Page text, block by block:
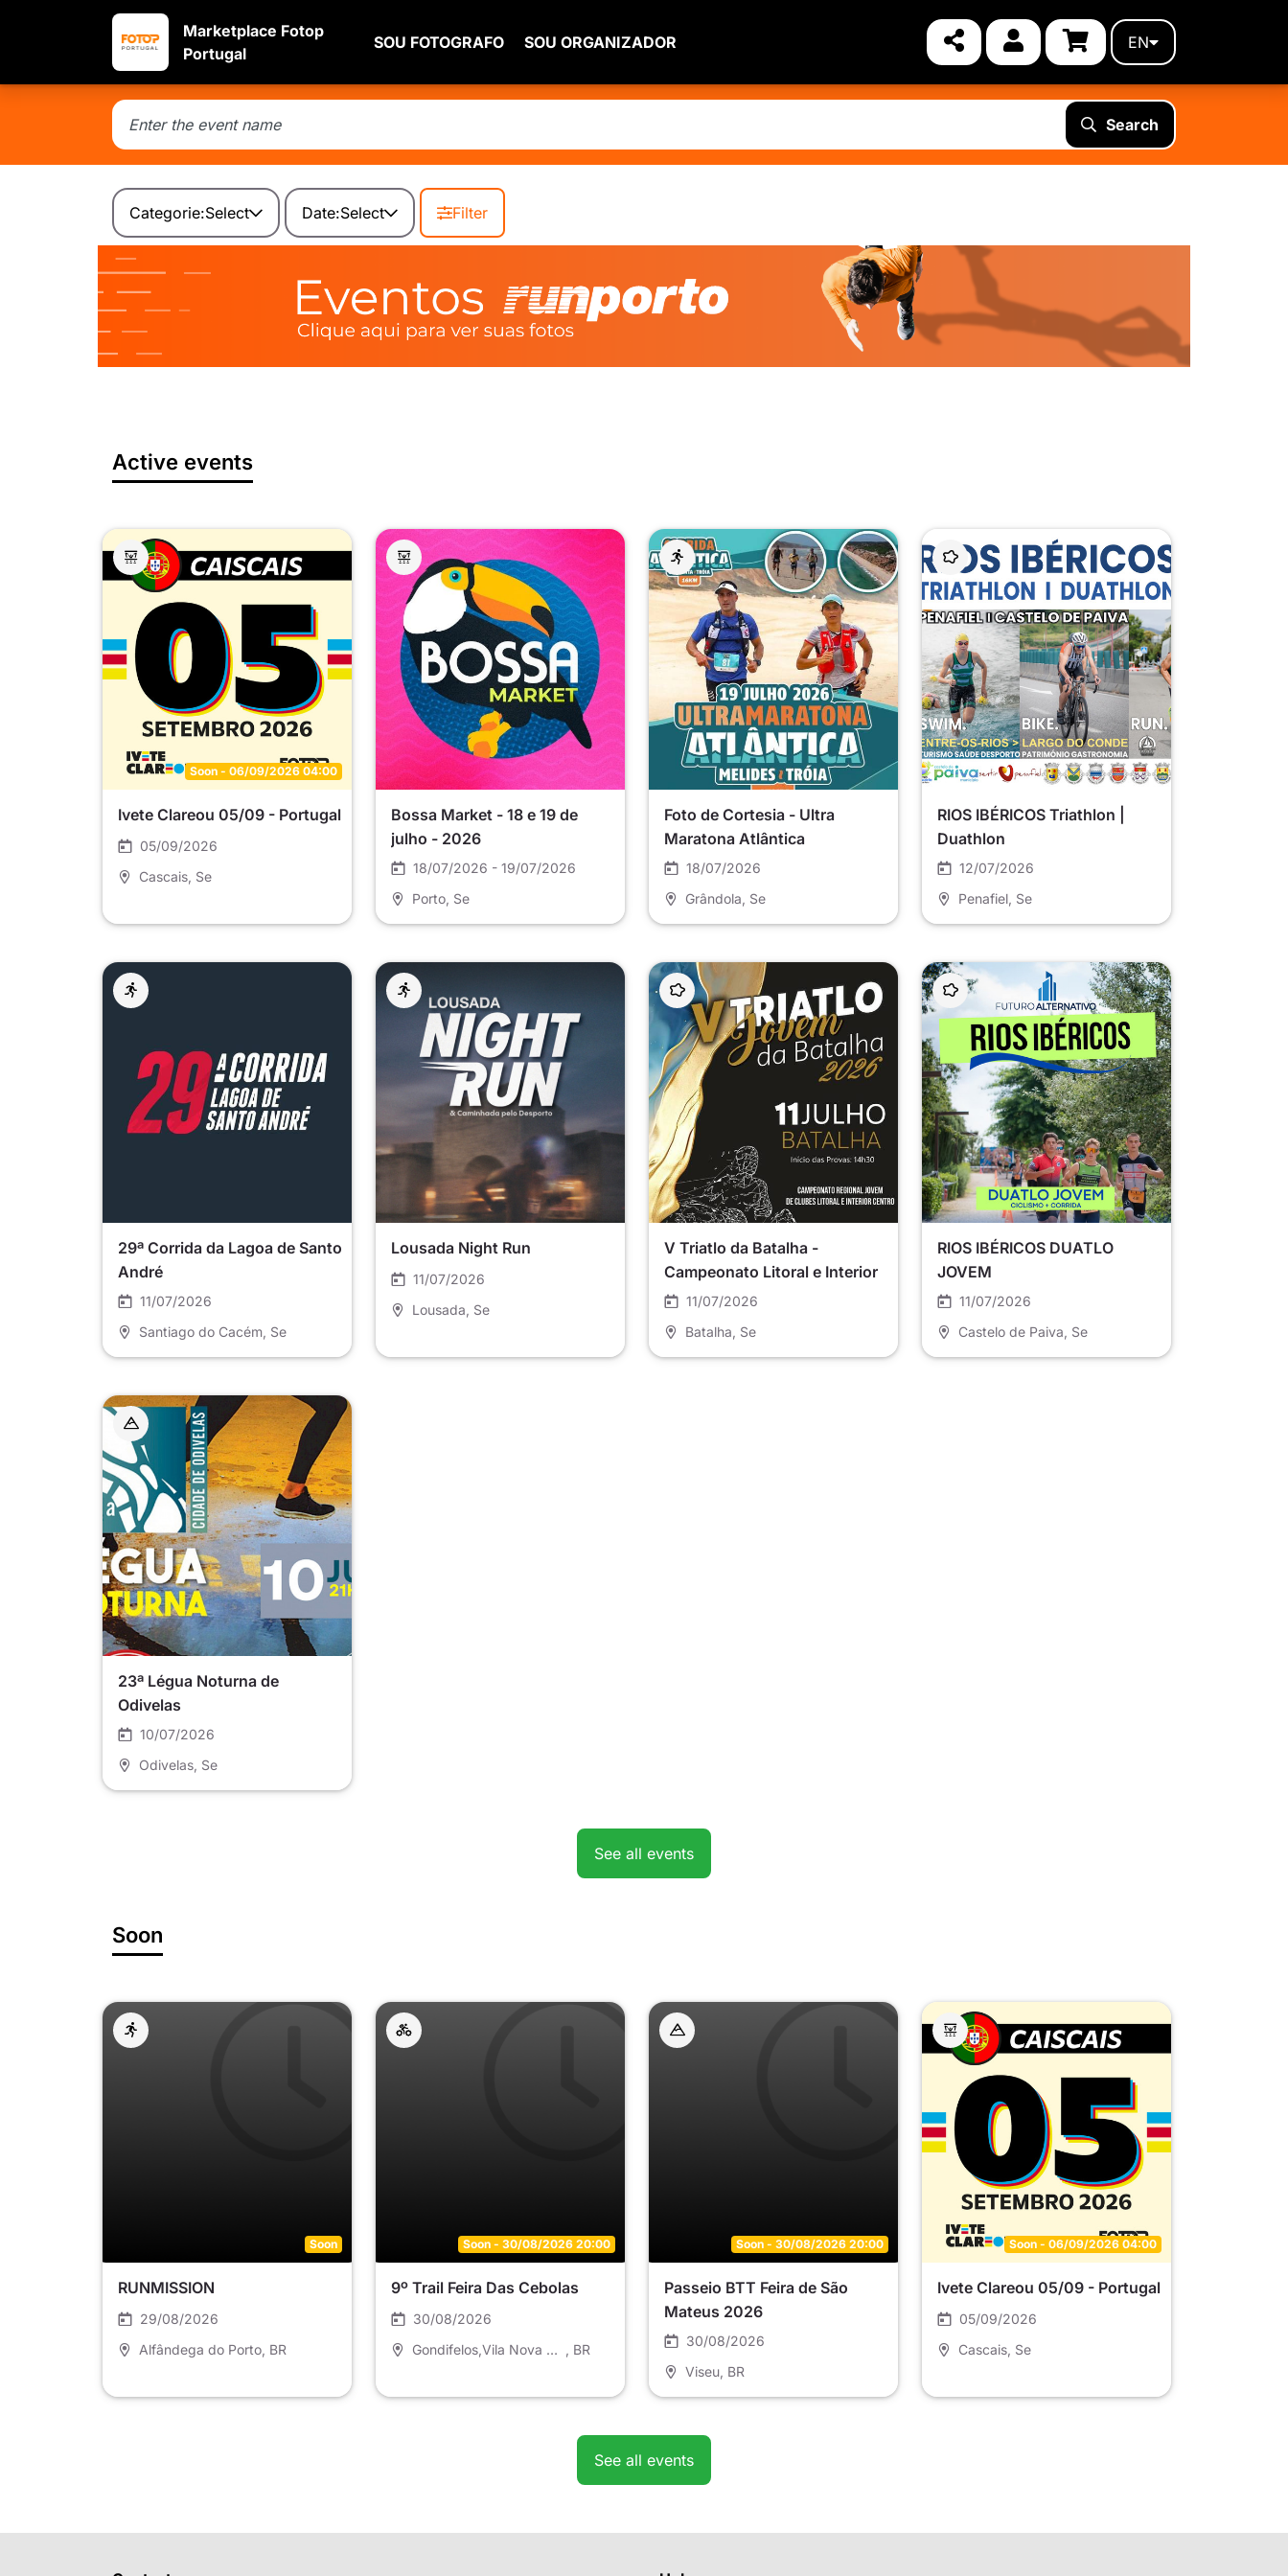
Marketplace Fotop
Portugal
SOU FOTOGRAFO SOU ORGANIZADOR EN
Search
Categorie:Select Date:Select Filter
Active events
Soon - 06/09/2026 04:00
Ivete Clareou 05/09 - Portugal
05/09/2026
Cascais , Se
Bossa Market - 18 e 19 de
julho - 2026
18/07/2026 - 19/07/2026
Porto , Se
Foto de Cortesia - Ultra
Maratona Atlântica
18/07/2026
Grândola , Se
RIOS IBÉRICOS Triathlon |
Duathlon
12/07/2026
Penafiel , Se
29ª Corrida da Lagoa de Santo
André
11/07/2026
Santiago do Cacém , Se
Lousada Night Run
11/07/2026
Lousada , Se
V Triatlo da Batalha -
Campeonato Litoral e Interior
Centro Jovem
11/07/2026
Batalha , Se
RIOS IBÉRICOS DUATLO
JOVEM
11/07/2026
Castelo de Paiva , Se
23ª Légua Noturna de
Odivelas
10/07/2026
Odivelas , Se
See all events
Soon
Soon
RUNMISSION
29/08/2026
Alfândega do Porto , BR
Soon - 30/08/2026 20:00
9º Trail Feira Das Cebolas
30/08/2026
Gondifelos,Vila Nova de Famalicão
, BR
Soon - 30/08/2026 20:00
Passeio BTT Feira de São
Mateus 2026
30/08/2026
Viseu , BR
Soon - 06/09/2026 04:00
Ivete Clareou 05/09 - Portugal
05/09/2026
Cascais , Se
See all events